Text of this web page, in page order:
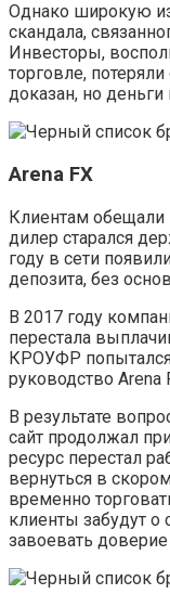
Однако широкую
скандала,
Инвесторы,
торговле,
доказан, но
Arena FX
Клиентам обещали
дилер старался
году в сети
депозита, без
В 2017 году
перестала
КРОУФР попытался
руководство Arena
В результате
сайт продолжал
ресурс перестал
вернуться в
временно
клиенты забудут о
завоевать